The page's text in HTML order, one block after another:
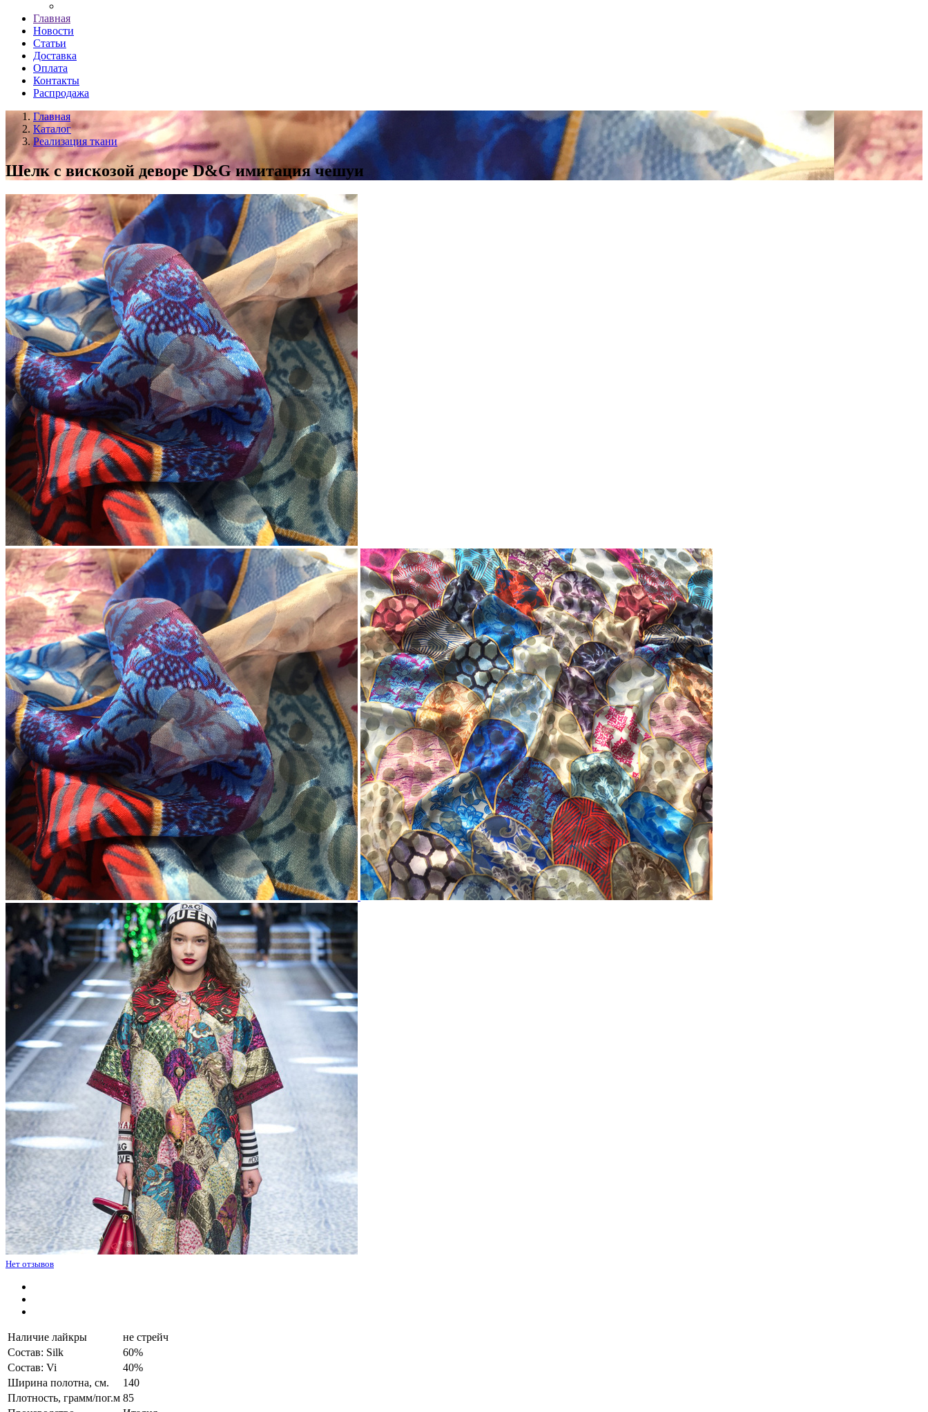
Главная
Новости
Статьи
Доставка
Оплата
Контакты
Распродажа
Главная
Каталог
Реализация ткани
Шелк с вискозой деворе D&G имитация чешуи
Нет отзывов
Наличие лайкры
не стрейч
Состав: Silk
60%
Состав: Vi
40%
Ширина полотна, см.
140
Плотность, грамм/пог.м 85